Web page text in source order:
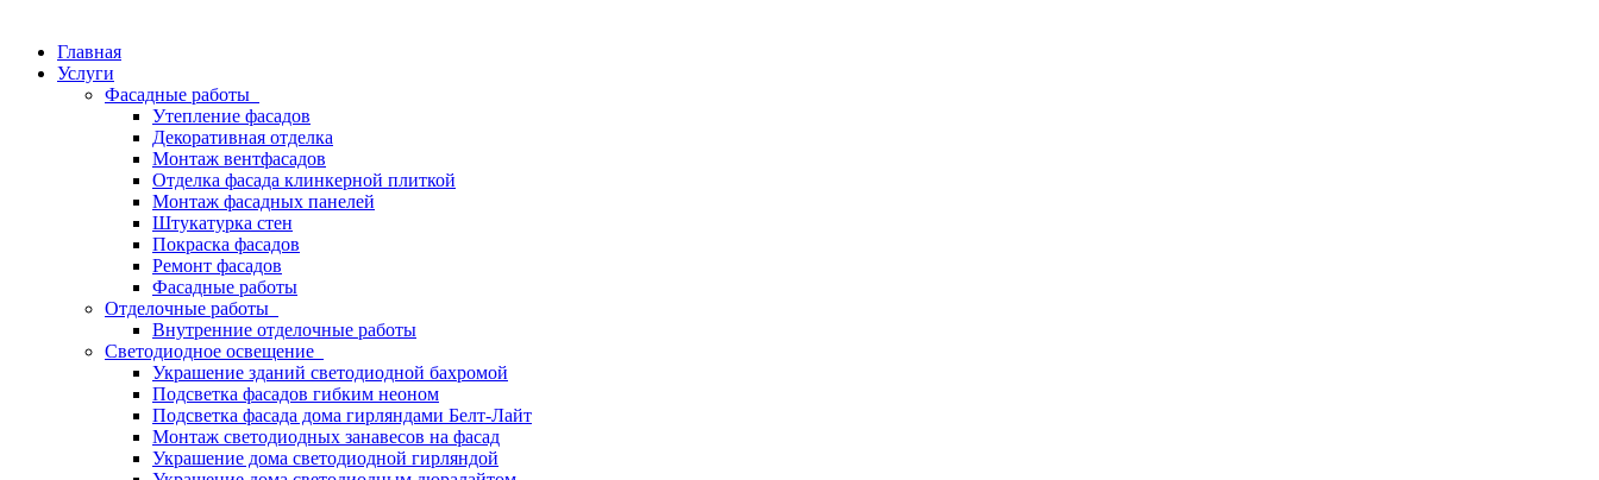
Главная
Услуги
Фасадные работы
Утепление фасадов
Декоративная отделка
Монтаж вентфасадов
Отделка фасада клинкерной плиткой
Монтаж фасадных панелей
Штукатурка стен
Покраска фасадов
Ремонт фасадов
Фасадные работы
Отделочные работы
Внутренние отделочные работы
Светодиодное освещение
Украшение зданий светодиодной бахромой
Подсветка фасадов гибким неоном
Подсветка фасада дома гирляндами Белт-Лайт
Монтаж светодиодных занавесов на фасад
Украшение дома светодиодной гирляндой